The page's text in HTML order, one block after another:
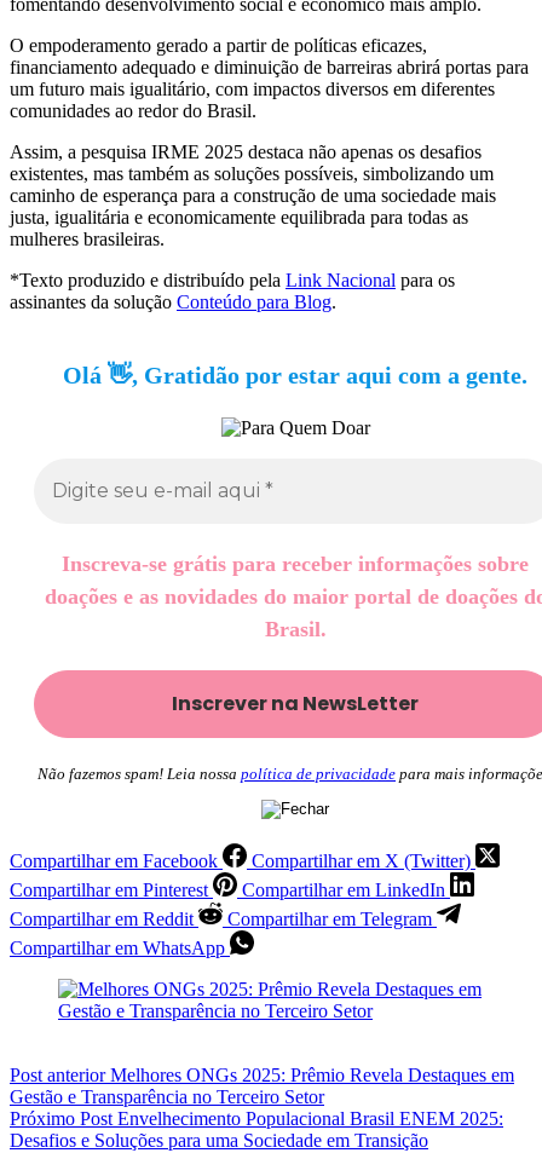
fomentando desenvolvimento social e econômico mais amplo.
O empoderamento gerado a partir de políticas eficazes,
financiamento adequado e diminuição de barreiras abrirá portas para
um futuro mais igualitário, com impactos diversos em diferentes
comunidades ao redor do Brasil.
Assim, a pesquisa IRME 2025 destaca não apenas os desafios
existentes, mas também as soluções possíveis, simbolizando um
caminho de esperança para a construção de uma sociedade mais
justa, igualitária e economicamente equilibrada para todas as
mulheres brasileiras.
*Texto produzido e distribuído pela Link Nacional para os
assinantes da solução Conteúdo para Blog.
Olá 👋, Gratidão por estar aqui com a gente.
Inscreva-se grátis para receber informações sobre
doações e as novidades do maior portal de doações
Brasil.
Não fazemos spam! Leia nossa política de privacidade para mais
Compartilhar em Facebook
Compartilhar em X (Twitter)
Compartilhar em Pinterest
Compartilhar em LinkedIn
Compartilhar em Reddit
Compartilhar em Telegram
Compartilhar em WhatsApp
Post anteriorMelhores ONGs 2025: Prêmio Revela Destaques em
Gestão e Transparência no Terceiro Setor
Próximo Post Envelhecimento Populacional Brasil ENEM 2025:
Desafios e Soluções para uma Sociedade em Transição